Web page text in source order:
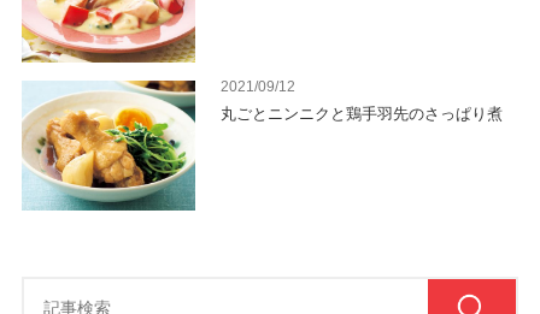
2021/09/12
丸ごとニンニクと鶏手羽先のさっぱり煮